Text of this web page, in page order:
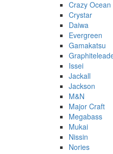
Crazy Ocean
Crystar
Daiwa
Evergreen
Gamakatsu
Issei
Jackall
Jackson
M&N
Major Craft
Megabass
Mukai
Nissin
Nories